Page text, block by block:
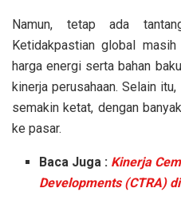
Namun, tetap ada
Ketidakpastian global
harga energi serta bahan
kinerja perusahaan. Selain
semakin ketat, dengan
ke pasar.
Baca Juga : Kinerja
Developments (CTRA)